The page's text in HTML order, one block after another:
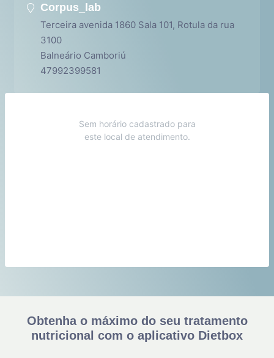
Corpus_lab
Terceira avenida 1860 Sala 101, Rotula da rua
3100
Balneário Camboriú
47992399581
Sem horário cadastrado para
este local de atendimento.
Obtenha o máximo do seu tratamento
nutricional com o aplicativo Dietbox